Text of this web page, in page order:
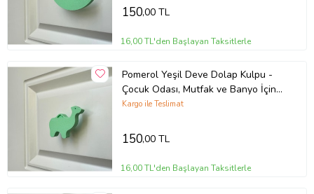
150,00 TL
16,00 TL'den Başlayan Taksitlerle
Pomerol Yeşil Deve Dolap Kulpu -
Çocuk Odası, Mutfak ve Banyo İçin
Eğlenceli Mobilya Kulp, KulpD
Kargo ile Teslimat
150,00 TL
16,00 TL'den Başlayan Taksitlerle